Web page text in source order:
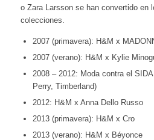
o Zara Larsson se han convertido en
colecciones.
2007 (primavera): H&M x
2007 (verano): H&M x Kylie
2008 – 2012: Moda contra el
Perry, Timberland)
2012: H&M x Anna Dello Russo
2013 (primavera): H&M x Cro
2013 (verano): H&M x Béyonce